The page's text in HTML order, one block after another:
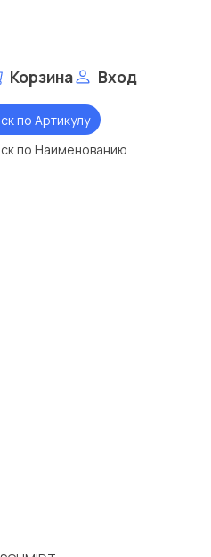
Корзина Вход
по Артикулу
по Наименованию